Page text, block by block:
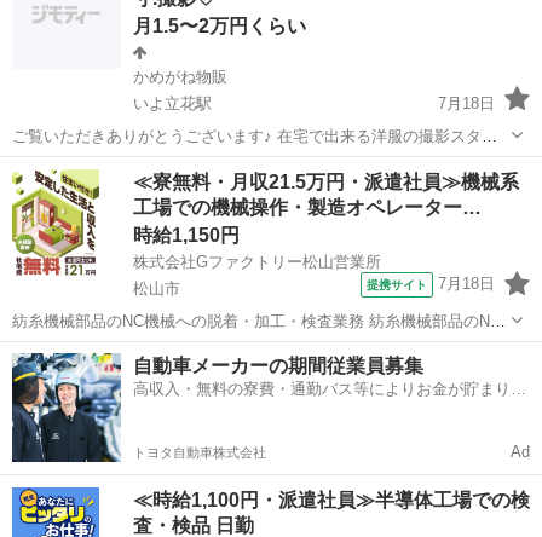
月1.5〜2万円くらい
かめがね物販
いよ立花駅
7月18日
ご覧いただきありがとうございます♪ 在宅で出来る洋服の撮影スタッ
フを募集しています。 好きな時間に作業OK.副業、主婦の方歓迎で
す。 レディース服が多いため女性向きのお仕事です。 お洋服が好きな
方、コツコツ作業が好き...
愛媛 松山市 いよ立花駅 その他 給料
≪寮無料・月収21.5万円・派遣社員≫機械系
工場での機械操作・製造オペレーター…
時給1,150円
株式会社Gファクトリー松山営業所
松山市
提携サイト 7月18日
紡糸機械部品のNC機械への脱着・加工・検査業務 紡糸機械部品のNC
機械への脱着・加工・検査業務 交替での勤務です。 紡糸機器部品の加
工・計測作業 主にNC加工機を操作し、部材の加工処理を行います。
加工後に計測検査も行い...
愛媛 松山市 その他
自動車メーカーの期間従業員募集
高収入・無料の寮費・通勤バス等によりお金が貯まりや
トヨタ自動車株式会社 Ad
≪時給1,100円・派遣社員≫半導体工場での検
査・検品 日勤